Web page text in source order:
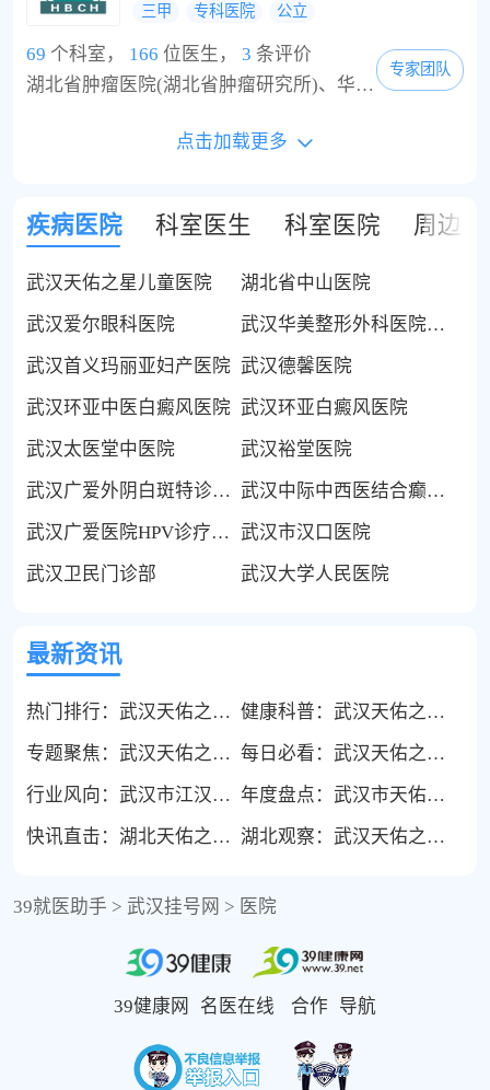
三甲 专科医院 公立
69 个科室， 166 位医生， 3 条评价
湖北省肿瘤医院(湖北省肿瘤研究所)、华中科技大学同济医学院附属湖北肿瘤医院创建于1973年，是湖北省卫生健康委直属的集预防、医疗、康复、科研、教学于一体的大型三级甲等肿瘤专科医院，是美国巴菲特癌症中心姊妹医院、湖北省癌症中心、湖北省肿瘤防办、湖北省肿瘤医学质量控制中心、国家药物临床试验基地、博士后流动站、湖北省、武汉市医保定点医院、新型农村合作医疗定点医院、商业保险定点医院。医院位于武汉市洪山区卓...
专家团队
点击加载更多
疾病医院 科室医生 科室医院 周边
武汉天佑之星儿童医院
湖北省中山医院
武汉爱尔眼科医院
武汉华美整形外科医院·私密整形中心
武汉首义玛丽亚妇产医院 武汉德馨医院
武汉环亚中医白癜风医院 武汉环亚白癜风医院
武汉太医堂中医院
武汉裕堂医院
武汉广爱外阴白斑特诊中心
武汉中际中西医结合癫痫医院
武汉广爱医院HPV诊疗中心
武汉市汉口医院
武汉卫民门诊部
武汉大学人民医院
最新资讯
热门排行：武汉天佑之星儿童医院口碑怎么样-武汉看多动症问题比较好的医院-儿童专注力不足的核心诱因，家长别只归咎于不努力
健康科普：武汉天佑之星儿童医院官网-武汉治疗儿童心理障碍问题比较好的医院-儿童对立违抗心理：解读孩子叛逆对抗的心理诉求
专题聚焦：武汉天佑之星医院是什么时候建立的-武汉看智力低下问题比较好的医院-科学预防儿童脑发育不足与智力迟缓的全周期方案
每日必看：武汉天佑之星儿童医院的性质怎么样-武汉治疗矮小症比较好的医院-避开儿童长高误区，多数孩子身高落后，并非单纯“晚长”
行业风向：武汉市江汉区天佑之星儿童医院-武汉看儿童性早熟比较好的医院-儿童日常起居科学养护，全方位预防性早熟发生
年度盘点：武汉市天佑之星儿童医院消费怎么样-武汉治疗遗尿症比较好的医院-小儿遗尿症的长期管理与康复巩固，杜绝症状反复
快讯直击：湖北天佑之星儿童医院怎么样-武汉看抽动症比较好的医院-科学家庭护理：小儿抽动症居家干预的完整实操指南
湖北观察：武汉天佑之星儿童医院是看什么的-武汉治疗小儿自闭症比较好的医院-孤独症儿童社交能力培养：打破社交壁垒，助力融入集体
39就医助手 > 武汉挂号网 > 医院
39健康网 名医在线 合作 导航